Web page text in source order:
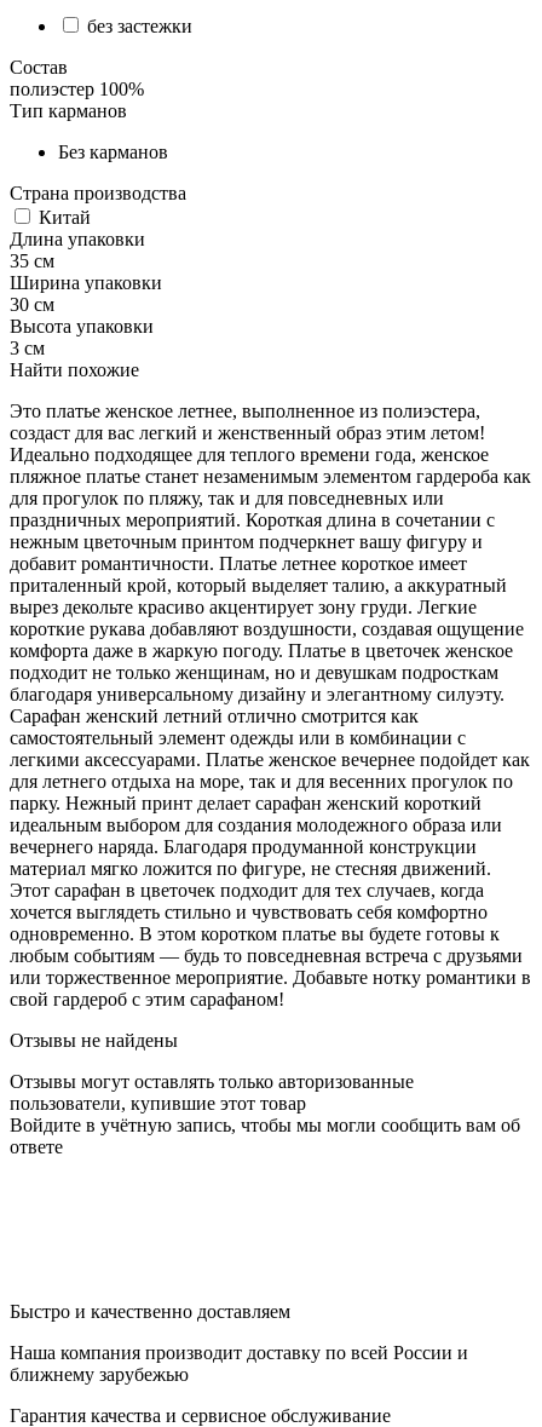
без застежки
Состав
полиэстер 100%
Тип карманов
Без карманов
Страна производства
Китай
Длина упаковки
35 см
Ширина упаковки
30 см
Высота упаковки
3 см
Найти похожие
Это платье женское летнее, выполненное из полиэстера,
создаст для вас легкий и женственный образ этим летом!
Идеально подходящее для теплого времени года, женское
пляжное платье станет незаменимым элементом гардероба как
для прогулок по пляжу, так и для повседневных или
праздничных мероприятий. Короткая длина в сочетании с
нежным цветочным принтом подчеркнет вашу фигуру и
добавит романтичности. Платье летнее короткое имеет
приталенный крой, который выделяет талию, а аккуратный
вырез декольте красиво акцентирует зону груди. Легкие
короткие рукава добавляют воздушности, создавая ощущение
комфорта даже в жаркую погоду. Платье в цветочек женское
подходит не только женщинам, но и девушкам подросткам
благодаря универсальному дизайну и элегантному силуэту.
Сарафан женский летний отлично смотрится как
самостоятельный элемент одежды или в комбинации с
легкими аксессуарами. Платье женское вечернее подойдет как
для летнего отдыха на море, так и для весенних прогулок по
парку. Нежный принт делает сарафан женский короткий
идеальным выбором для создания молодежного образа или
вечернего наряда. Благодаря продуманной конструкции
материал мягко ложится по фигуре, не стесняя движений.
Этот сарафан в цветочек подходит для тех случаев, когда
хочется выглядеть стильно и чувствовать себя комфортно
одновременно. В этом коротком платье вы будете готовы к
любым событиям — будь то повседневная встреча с друзьями
или торжественное мероприятие. Добавьте нотку романтики в
свой гардероб с этим сарафаном!
Отзывы не найдены
Отзывы могут оставлять только авторизованные
пользователи, купившие этот товар
Войдите в учётную запись, чтобы мы могли сообщить вам об
ответе
Быстро и качественно доставляем
Наша компания производит доставку по всей России и
ближнему зарубежью
Гарантия качества и сервисное обслуживание